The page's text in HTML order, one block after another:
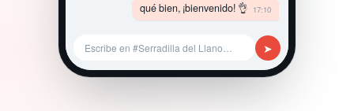
qué bien, ¡bienvenido! 👌 17:10
Escribe en #Serradilla del Llano… ➤